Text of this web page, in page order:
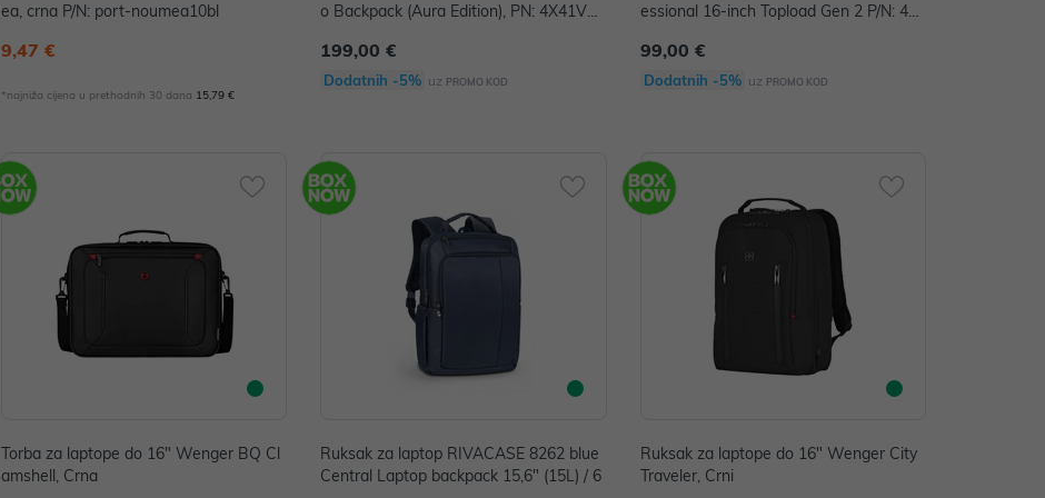
ea, crna P/N: port-noumea10bl
9,47 €
*najniža cijena u prethodnih 30 dana 15,79 €
o Backpack (Aura Edition), PN: 4X41V20
199,00 €
Dodatnih -5% uz PROMO KOD
essional 16-inch Topload Gen 2 P/N: 4X
99,00 €
Dodatnih -5% uz PROMO KOD
Torba za laptope do 16" Wenger BQ Cl
amshell, Crna
Ruksak za laptop RIVACASE 8262 blue
Central Laptop backpack 15,6" (15L) / 6
Ruksak za laptope do 16" Wenger City
Traveler, Crni